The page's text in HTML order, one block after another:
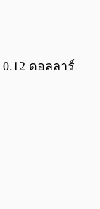
ดอลลาร์